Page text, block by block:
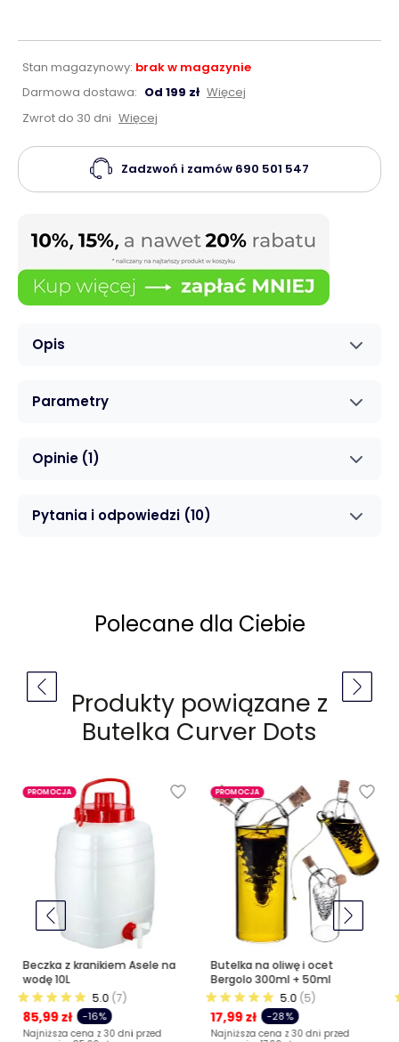
Opis
Parametry
Opinie (1)
Pytania i odpowiedzi (10)
Stan magazynowy: brak w magazynie
Darmowa dostawa: Od 199 zł Więcej
Zwrot do 30 dni Więcej
Zadzwoń i zamów 690 501 547
Polecane dla Ciebie
Produkty powiązane z
Butelka Curver Dots
PROMOCJA
Beczka z kranikiem Asele na
wodę 10L
5.0 (7)
85,99 zł -16%
Najniższa cena z 30 dni przed
PROMOCJA
Butelka na oliwę i ocet
Bergolo 300ml + 50ml
5.0 (5)
17,99 zł -28%
Najniższa cena z 30 dni przed